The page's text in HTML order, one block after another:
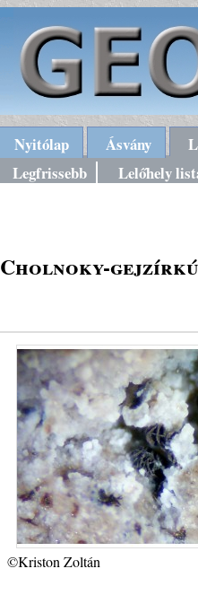
Nyitólap Ásvány
Legfrissebb
Lelőhely
Cholnoky-
©Kriston Zoltán